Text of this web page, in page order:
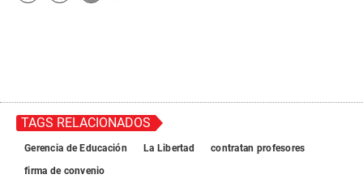
TAGS RELACIONADOS
Gerencia de Educación La Libertad
contratan profesores
firma de convenio